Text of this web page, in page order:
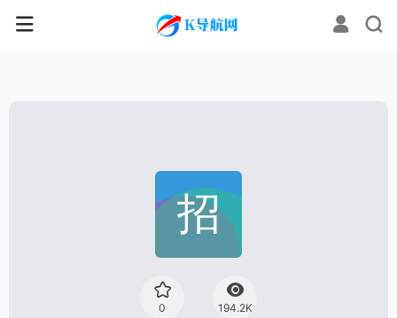
0 194.2K